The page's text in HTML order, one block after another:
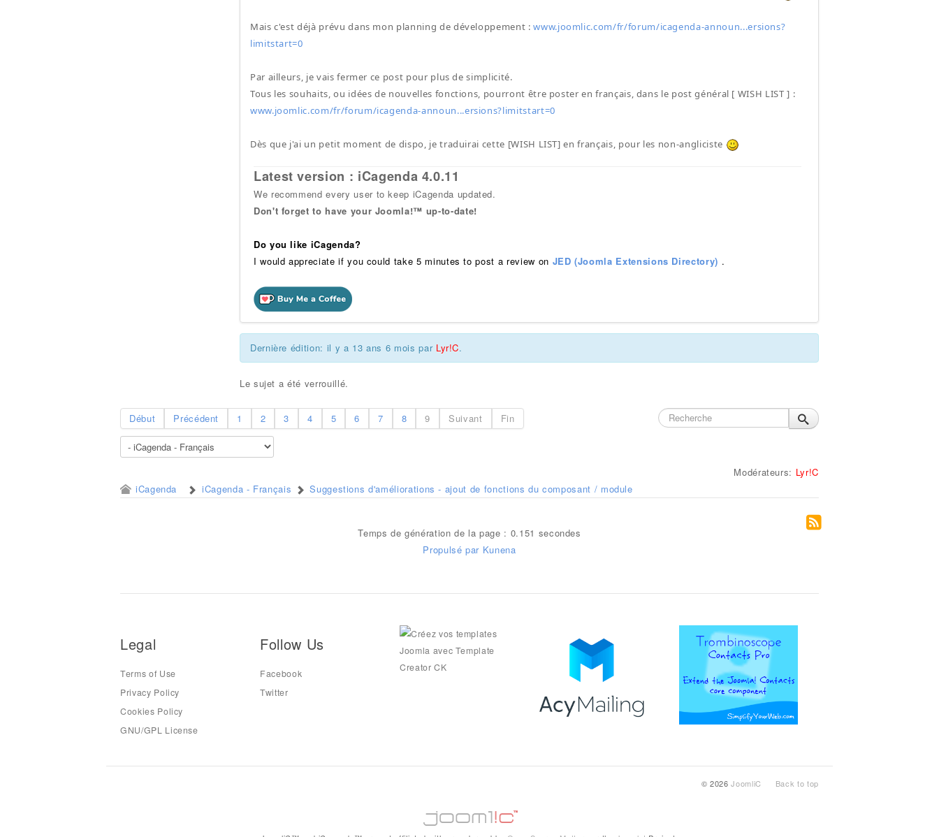
Mais c'est déjà prévu dans mon planning de développement :www.joomlic.com/fr/forum/icagenda-announ...ersions?
limitstart=0
Par ailleurs, je vais fermer ce post pour plus de simplicité.
Tous les souhaits, ou idées de nouvelles fonctions, pourront être poster en français, dans le post général [ WISH LIST ] :
www.joomlic.com/fr/forum/icagenda-announ...ersions?limitstart=0
Dès que j'ai un petit moment de dispo, je traduirai cette [WISH LIST] en français, pour les non-angliciste
Latest version : iCagenda 4.0.11
We recommend every user to keep iCagenda updated.
Don't forget to have your Joomla!™ up-to-date!
Do you like iCagenda?
I would appreciate if you could take 5 minutes to post a review on JED (Joomla Extensions Directory) .
Dernière édition: il y a 13 ans 6 mois par Lyr!C.
Le sujet a été verrouillé.
Début Précédent 1 2 3 4 5 6 7 8 9 Suivant Fin
Modérateurs: Lyr!C
iCagenda
iCagenda - Français Suggestions d'améliorations - ajout de fonctions du composant / module
Temps de génération de la page : 0.151 secondes
Propulsé par Kunena
Legal
Terms of Use
Privacy Policy
Cookies Policy
GNU/GPL License
Follow Us
Facebook
Twitter
Back to top
© 2026JoomliC